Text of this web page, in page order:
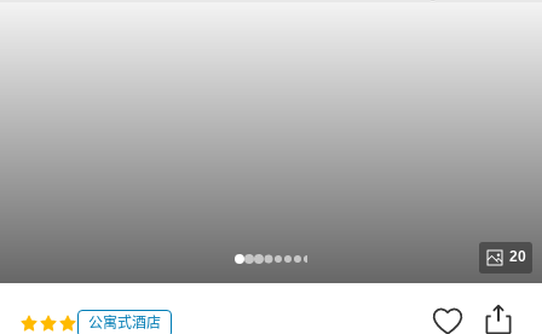
20
公寓式酒店